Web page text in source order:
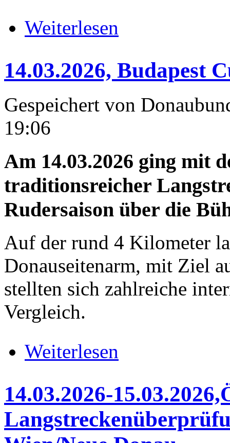
Weiterlesen
14.03.2026, Budapest
Gespeichert von
19:06
Am 14.03.2026 ging mit
traditionsreicher
Rudersaison über die
Auf der rund 4 Kilometer
Donauseitenarm, mit Ziel
stellten sich zahlreiche
Vergleich.
Weiterlesen
14.03.2026-